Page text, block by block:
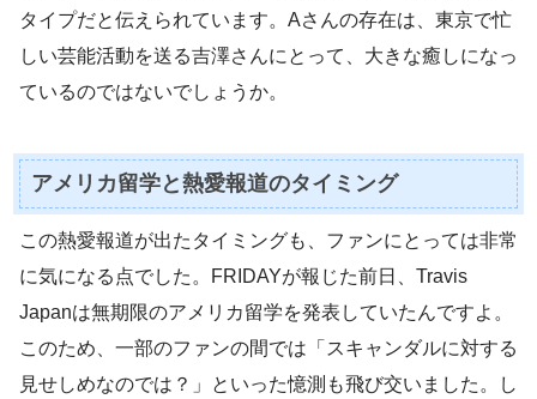
タイプだと伝えられています。Aさんの存在は、東京で忙
しい芸能活動を送る吉澤さんにとって、大きな癒しになっ
ているのではないでしょうか。
アメリカ留学と熱愛報道のタイミング
この熱愛報道が出たタイミングも、ファンにとっては非常
に気になる点でした。FRIDAYが報じた前日、Travis
Japanは無期限のアメリカ留学を発表していたんですよ。
このため、一部のファンの間では「スキャンダルに対する
見せしめなのでは？」といった憶測も飛び交いました。し